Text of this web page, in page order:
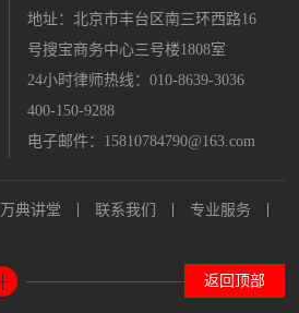
地址： 北京市丰台区南三环西路16
号搜宝商务中心三号楼1808室
24小时律师热线：010-8639-3036
400-150-9288
电子邮件：15810784790@163.com
万典讲堂 联系我们
专业服务
返回顶部